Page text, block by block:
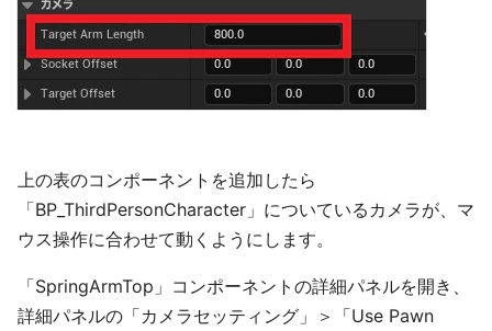
上の表のコンポーネントを追加したら
「BP_ThirdPersonCharacter」についているカメラが、マ
ウス操作に合わせて動くようにします。
「SpringArmTop」コンポーネントの詳細パネルを開き、
詳細パネルの「カメラセッティング」＞「Use Pawn